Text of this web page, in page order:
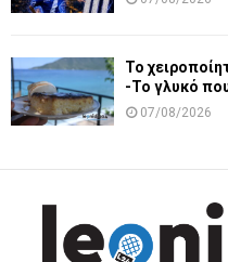
Το
-Το γλυκό
07/08/2026